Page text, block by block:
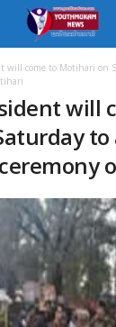
will come to Motihari on
will